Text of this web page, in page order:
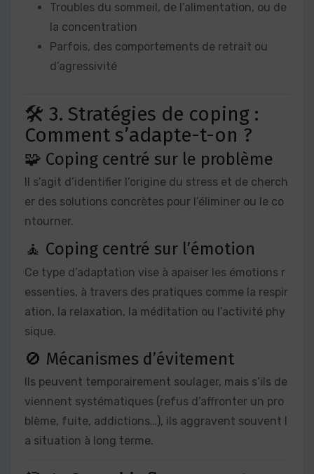
Troubles du sommeil, de l’alimentation, ou de
la concentration
Parfois, des comportements de retrait ou
d’agressivité
🛠️ 3. Stratégies de coping :
Comment s’adapte-t-on ?
🧩 Coping centré sur le problème
Il s’agit d’identifier l’origine du stress et de cherch
er des solutions concrètes pour l’éliminer ou le co
ntourner.
🧘 Coping centré sur l’émotion
Ce type d’adaptation vise à apaiser les émotions r
essenties, à travers des pratiques comme la respir
ation, la relaxation, la méditation ou l’activité phy
sique.
🚫 Mécanismes d’évitement
Ils peuvent temporairement soulager, mais s’ils de
viennent systématiques (refus d’affronter un pro
blème, fuite, addictions…), ils aggravent souvent l
a situation à long terme.